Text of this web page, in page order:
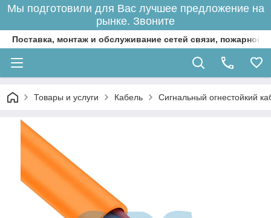
Мы подготовили для Вас лучшее предложение на
рынке. Звоните
Поставка, монтаж и обслуживание сетей связи, пожарной
Товары и услуги Кабель Сигнальный огнестойкий